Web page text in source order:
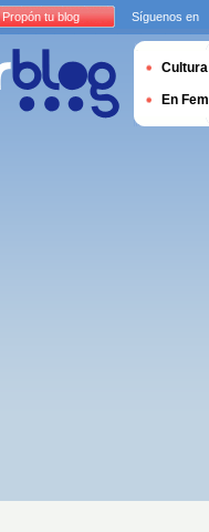
Propón tu blog Síguenos en
En